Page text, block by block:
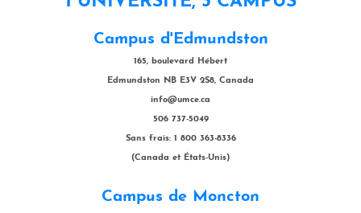
Campus d'Edmundston
165, boulevard Hébert
Edmundston NB E3V 2S8, Canada
info@umce.ca
506 737-5049
Sans frais: 1 800 363-8336
(Canada et États-Unis)
Campus de Moncton